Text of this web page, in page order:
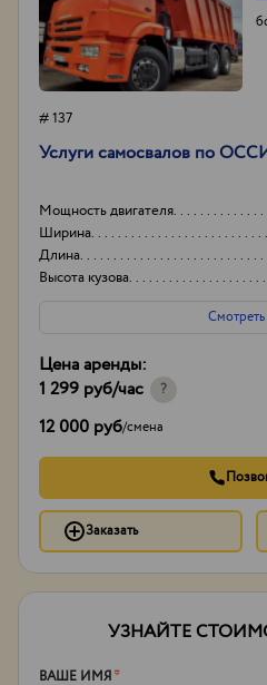
# 137
Услуги самосвалов по
Мощность двигателя
Ширина
Длина
Высота кузова
Цена аренды:
1 299 руб/час ?
12 000 руб/смена
Заказать
УЗНАЙТЕ
ВАШЕ ИМЯ*